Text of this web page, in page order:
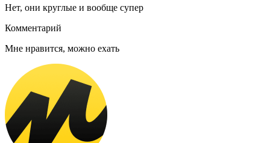
Нет, они круглые и вообще супер
Комментарий
Мне нравится, можно ехать